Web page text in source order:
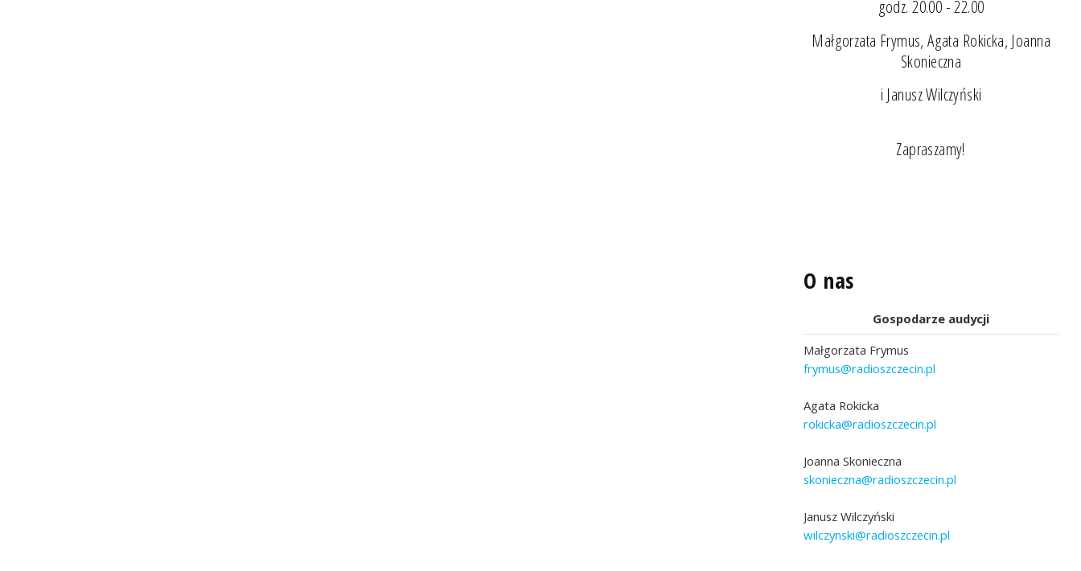
godz. 20.00 - 22.00
Małgorzata Frymus, Agata Rokicka, Joanna
Skonieczna
i Janusz Wilczyński
Zapraszamy!
O nas
Gospodarze audycji
Małgorzata Frymus
frymus@radioszczecin.pl
Agata Rokicka
rokicka@radioszczecin.pl
Joanna Skonieczna
skonieczna@radioszczecin.pl
Janusz Wilczyński
wilczynski@radioszczecin.pl